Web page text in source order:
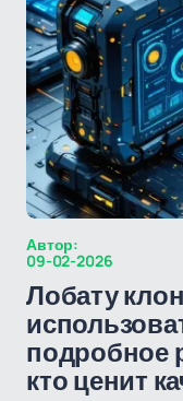
Автор:
09-02-2026
Лобату
подробное
кто ценит